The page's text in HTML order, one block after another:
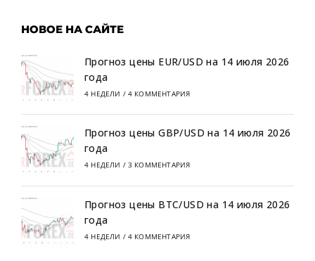
НОВОЕ НА САЙТЕ
Прогноз цены EUR/USD на 14 июля 2026
года
4 НЕДЕЛИ / 4 КОММЕНТАРИЯ
Прогноз цены GBP/USD на 14 июля 2026
года
4 НЕДЕЛИ / 3 КОММЕНТАРИЯ
Прогноз цены BTC/USD на 14 июля 2026
года
4 НЕДЕЛИ / 4 КОММЕНТАРИЯ